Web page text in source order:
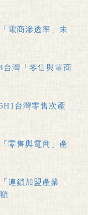
電商滲透率」未
台灣「零售與電商
台灣零售次產
零售與電商」產
連鎖加盟產業